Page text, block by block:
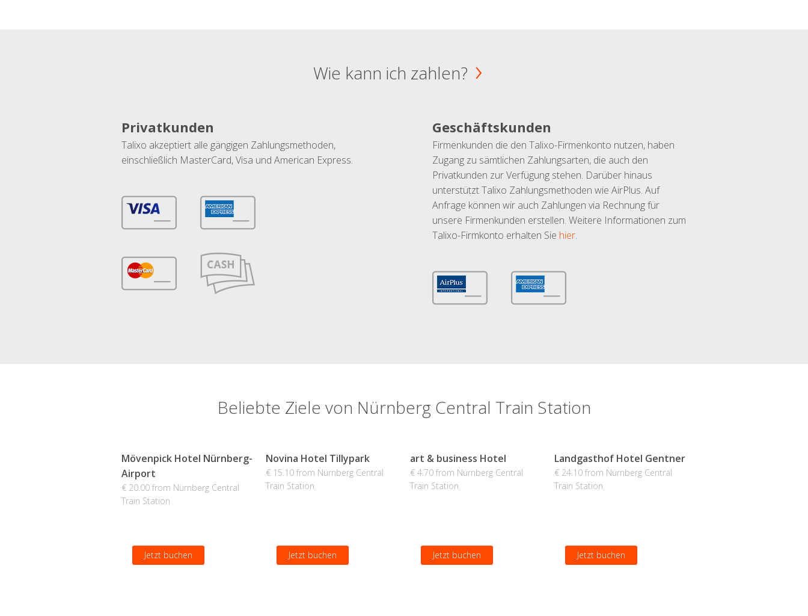
Wie kann ich zahlen?
Privatkunden
Talixo akzeptiert alle gängigen Zahlungsmethoden,
einschließlich MasterCard, Visa und American Express.
Geschäftskunden
Firmenkunden die den Talixo-Firmenkonto nutzen, haben
Zugang zu sämtlichen Zahlungsarten, die auch den
Privatkunden zur Verfügung stehen. Darüber hinaus
unterstützt Talixo Zahlungsmethoden wie AirPlus. Auf
Anfrage können wir auch Zahlungen via Rechnung für
unsere Firmenkunden erstellen. Weitere Informationen zum
Talixo-Firmkonto erhalten Sie hier.
Beliebte Ziele von Nürnberg Central Train Station
Mövenpick Hotel Nürnberg-
Airport
€ 20.00 from Nürnberg Central
Train Station
Jetzt buchen
Novina Hotel Tillypark
€ 15.10 from Nürnberg Central
Train Station
Jetzt buchen
art & business Hotel
€ 4.70 from Nürnberg Central
Train Station
Jetzt buchen
Landgasthof Hotel Gentner
€ 24.10 from Nürnberg Central
Train Station
Jetzt buchen